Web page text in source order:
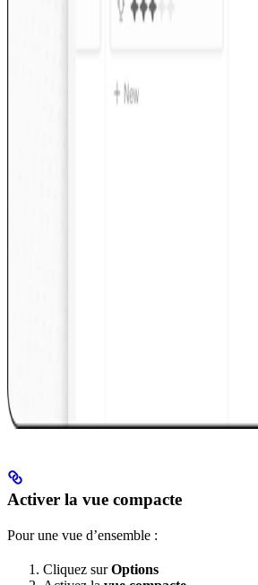
Activer la vue compacte
Pour une vue d’ensemble :
Cliquez surOptions